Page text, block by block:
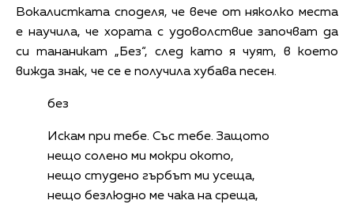
Вокалистката споделя, че вече от няколко места
е научила, че хората с удоволствие започват да
си тананикат „Без“, след като я чуят, в което
вижда знак, че се е получила хубава песен.
без
Искам при тебе. Със тебе. Защото
нещо солено ми мокри окото,
нещо студено гърбът ми усеща,
нещо безлюдно ме чака на среща,